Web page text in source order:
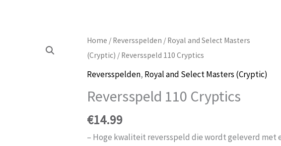
Home / Reversspelden / Royal and Select Masters
(Cryptic) / Reversspeld 110 Cryptics
Reversspelden, Royal and Select Masters (Cryptic)
Reversspeld 110 Cryptics
€14.99
– Hoge kwaliteit reversspeld die wordt geleverd met